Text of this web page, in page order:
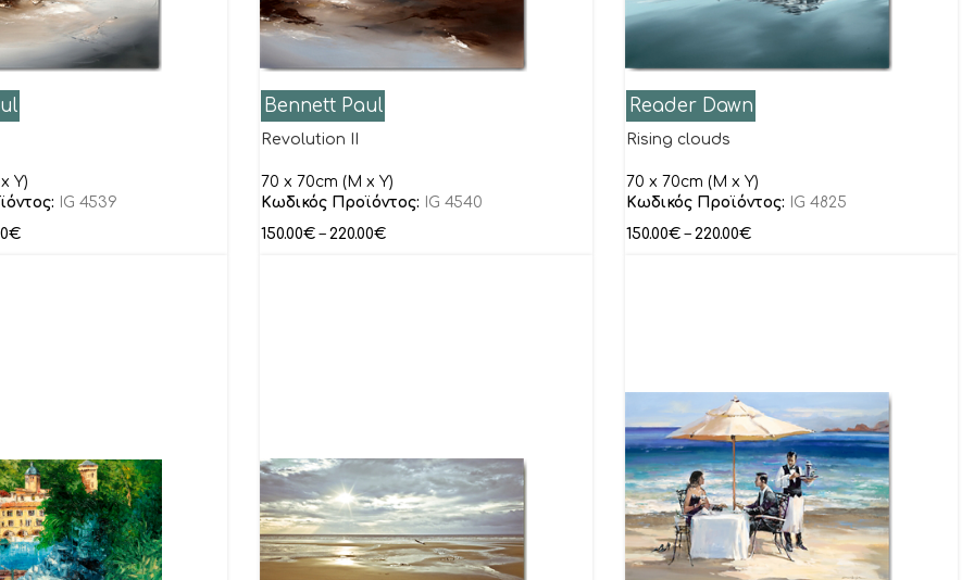
Y)
IG 4539
€
Bennett Paul
Revolution II
70 x 70cm (M x Y)
Κωδικός Προϊόντος:
IG 4540
150.00€ – 220.00€
Reader Dawn
Rising clouds
70 x 70cm (M x Y)
Κωδικός Προϊόντος:
IG 4825
150.00€ – 220.00€